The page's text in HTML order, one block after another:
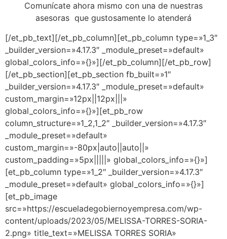
Comunícate ahora mismo con una de nuestras
asesoras que gustosamente lo atenderá
[/et_pb_text][/et_pb_column][et_pb_column type=»1_3″
_builder_version=»4.17.3″ _module_preset=»default»
global_colors_info=»{}»][/et_pb_column][/et_pb_row]
[/et_pb_section][et_pb_section fb_built=»1″
_builder_version=»4.17.3″ _module_preset=»default»
custom_margin=»12px||12px|||»
global_colors_info=»{}»][et_pb_row
column_structure=»1_2,1_2″ _builder_version=»4.17.3″
_module_preset=»default»
custom_margin=»-80px|auto||auto||»
custom_padding=»5px|||||» global_colors_info=»{}»]
[et_pb_column type=»1_2″ _builder_version=»4.17.3″
_module_preset=»default» global_colors_info=»{}»]
[et_pb_image
src=»https://escueladegobiernoyempresa.com/wp-
content/uploads/2023/05/MELISSA-TORRES-SORIA-
2.png» title_text=»MELISSA TORRES SORIA»